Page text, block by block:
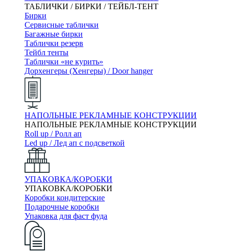
ТАБЛИЧКИ / БИРКИ / ТЕЙБЛ-ТЕНТ
Бирки
Сервисные таблички
Багажные бирки
Таблички резерв
Тейбл тенты
Таблички «не курить»
Дорхенгеры (Хенгеры) / Door hanger
НАПОЛЬНЫЕ РЕКЛАМНЫЕ КОНСТРУКЦИИ
НАПОЛЬНЫЕ РЕКЛАМНЫЕ КОНСТРУКЦИИ
Roll up / Ролл ап
Led up / Лед ап с подсветкой
УПАКОВКА/КОРОБКИ
УПАКОВКА/КОРОБКИ
Коробки кондитерские
Подарочные коробки
Упаковка для фаст фуда